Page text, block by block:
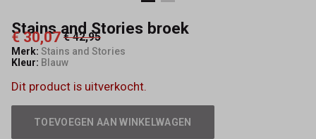
Stains and Stories broek
€ 30,07 € 42,95
Merk: Stains and Stories
Kleur: Blauw
Dit product is uitverkocht.
TOEVOEGEN AAN WINKELWAGEN